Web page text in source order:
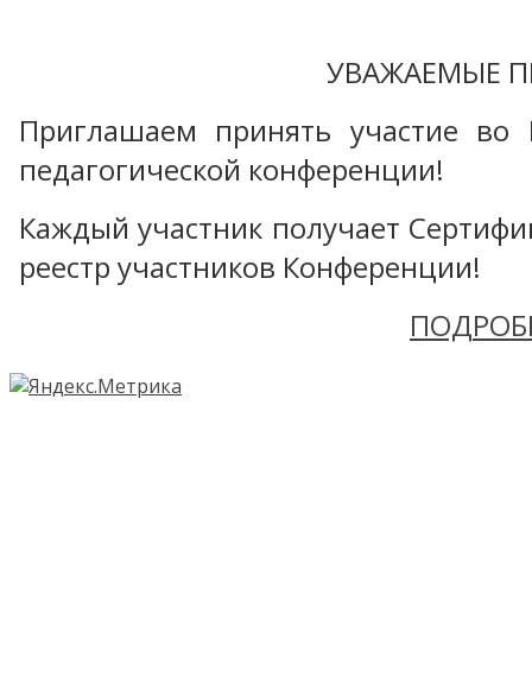
УВАЖАЕМЫЕ
Приглашаем принять участие во
педагогической конференции!
Каждый участник получает
реестр участников Конференции!